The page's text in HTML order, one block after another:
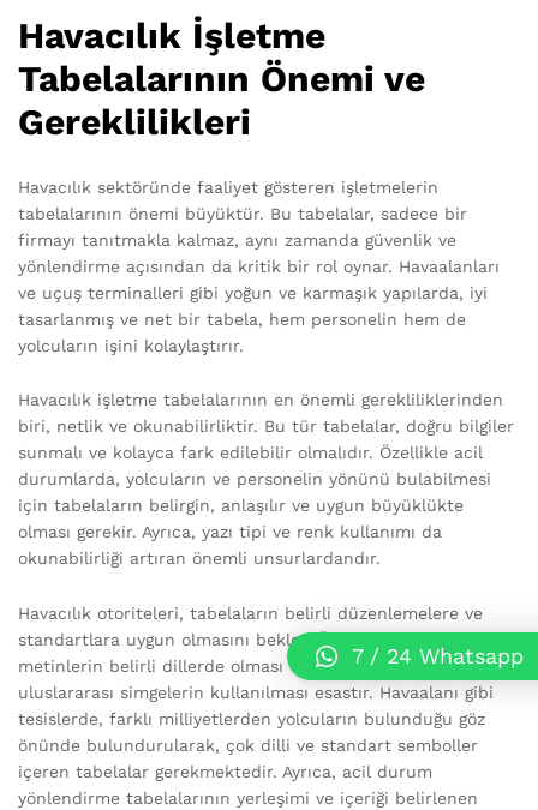
Havacılık İşletme
Tabelalarının Önemi ve
Gereklilikleri
Havacılık sektöründe faaliyet gösteren işletmelerin
tabelalarının önemi büyüktür. Bu tabelalar, sadece bir
firmayı tanıtmakla kalmaz, aynı zamanda güvenlik ve
yönlendirme açısından da kritik bir rol oynar. Havaalanları
ve uçuş terminalleri gibi yoğun ve karmaşık yapılarda, iyi
tasarlanmış ve net bir tabela, hem personelin hem de
yolcuların işini kolaylaştırır.
Havacılık işletme tabelalarının en önemli gerekliliklerinden
biri, netlik ve okunabilirliktir. Bu tür tabelalar, doğru bilgiler
sunmalı ve kolayca fark edilebilir olmalıdır. Özellikle acil
durumlarda, yolcuların ve personelin yönünü bulabilmesi
için tabelaların belirgin, anlaşılır ve uygun büyüklükte
olması gerekir. Ayrıca, yazı tipi ve renk kullanımı da
okunabilirliği artıran önemli unsurlardandır.
Havacılık otoriteleri, tabelaların belirli düzenlemelere ve
standartlara uygun olmasını bekler. Örneğin, tabelalardaki
metinlerin belirli dillerde olması ve aynı zamanda
uluslararası simgelerin kullanılması esastır. Havaalanı gibi
tesislerde, farklı milliyetlerden yolcuların bulunduğu göz
önünde bulundurularak, çok dilli ve standart semboller
içeren tabelalar gerekmektedir. Ayrıca, acil durum
yönlendirme tabelalarının yerleşimi ve içeriği belirlenen
7 / 24 Whatsapp